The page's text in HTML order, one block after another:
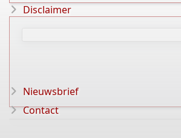
Disclaimer
Nieuwsbrief
Contact